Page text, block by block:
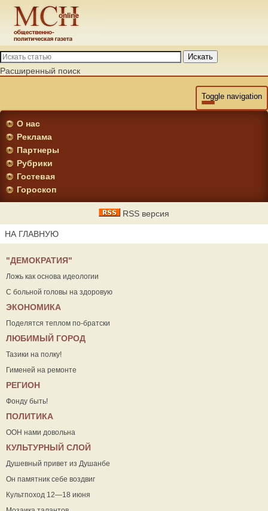
Искать
Расширенный поиск
Toggle navigation
О нас
Реклама
Партнеры
Рубрики
Гостевая
Гороскоп
RSS версия
НА ГЛАВНУЮ
"ДЕМОКРАТИЯ"
Ложь как основа идеологии
С больной головы на здоровую
ЭКОНОМИКА
Поделятся теплом по-братски
ЛЮБИМЫЙ ГОРОД
Тазики на полку!
Гименей на ремонте
РЕГИОН
Фонду быть!
ПОЛИТИКА
ООН нами довольна
КУЛЬТУРНЫЙ СЛОЙ
Душевный привет из Душанбе
Он памятник себе воздвиг
Культпоход 12—18 июня